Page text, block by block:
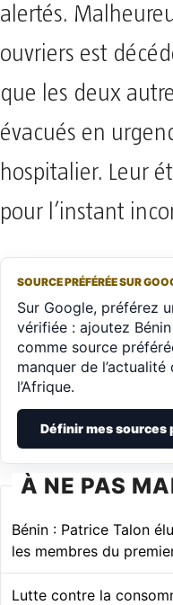
alertés.
ouvriers est
que les deux
évacués en
hospitalier. Leur
pour l’instant
SOURCE PRÉFÉRÉE SUR
Sur Google, préférez
vérifiée : ajoutez
comme source
manquer de
l’Afrique.
Définir mes sources
À NE PAS
Bénin : Patrice Talon
les membres du
Lutte contre la